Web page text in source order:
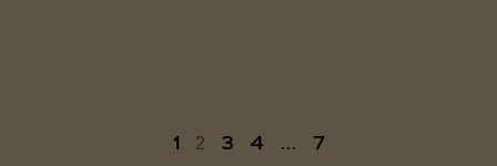
1 2 3 4 … 7